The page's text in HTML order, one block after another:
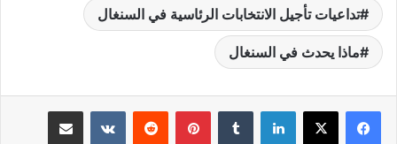
تداعيات تأجيل الانتخابات الرئاسية في السنغال
ماذا يحدث في السنغال
لينكدإن بينتيريست